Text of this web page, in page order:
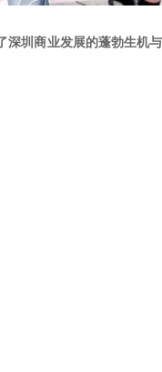
深圳商业发展的蓬勃生机